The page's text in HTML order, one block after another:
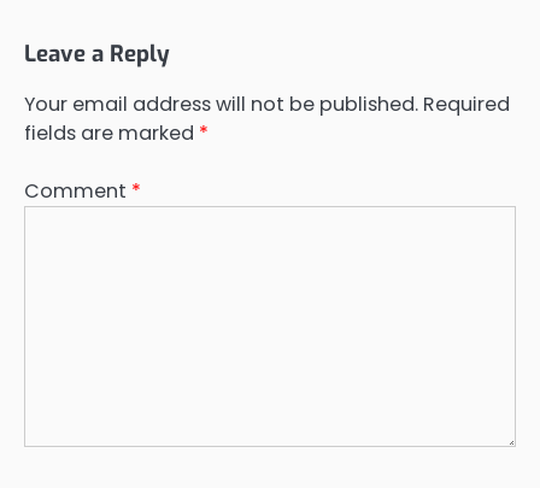
Leave a Reply
Your email address will not be published. Required
fields are marked *
Comment *